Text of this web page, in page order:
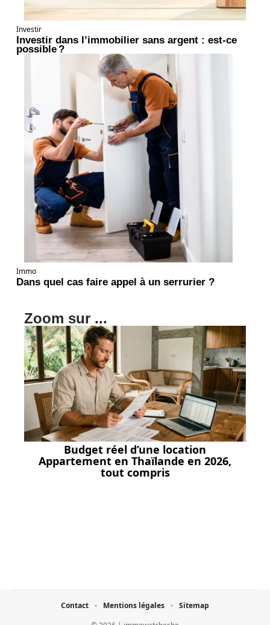
Investir
Investir dans l’immobilier sans argent : est-ce
possible ?
Immo
Dans quel cas faire appel à un serrurier ?
Zoom sur ...
Budget réel d’une location
Appartement en Thaïlande en 2026,
tout compris
Contact Mentions légales Sitemap